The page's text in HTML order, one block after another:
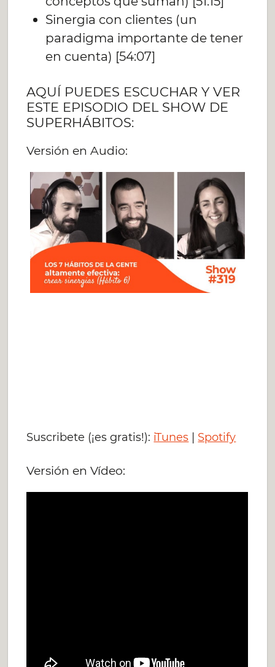
Sinergia con clientes (un
paradigma importante de tener
en cuenta) [54:07]
AQUÍ PUEDES ESCUCHAR Y VER
ESTE EPISODIO DEL SHOW DE
SUPERHÁBITOS:
Versión en Audio:
Suscribete (¡es gratis!): iTunes Spotify
Versión en Vídeo: